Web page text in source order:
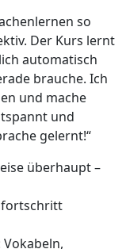
so
Der Kurs lernt
automatisch
brauche. Ich
und mache
und
gelernt!“
überhaupt –